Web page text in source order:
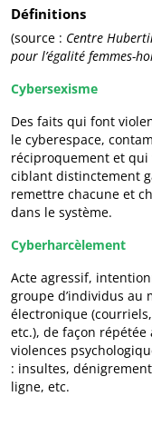
Définitions
(source : Centre
pour l’égalité femmes-
Cybersexisme
Des faits qui font
le cyberespace,
réciproquement et
ciblant distinctement
remettre chacune et
dans le système.
Cyberharcèlement
Acte agressif,
groupe d’individus au
électronique
etc.), de façon répétée
violences
: insultes,
ligne, etc.